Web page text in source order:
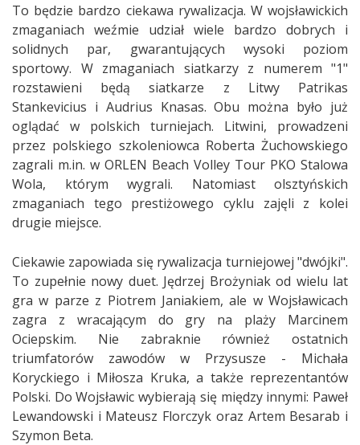
To będzie bardzo ciekawa rywalizacja. W wojsławickich
zmaganiach weźmie udział wiele bardzo dobrych i
solidnych par, gwarantujących wysoki poziom
sportowy. W zmaganiach siatkarzy z numerem "1"
rozstawieni będą siatkarze z Litwy Patrikas
Stankevicius i Audrius Knasas. Obu można było już
oglądać w polskich turniejach. Litwini, prowadzeni
przez polskiego szkoleniowca Roberta Żuchowskiego
zagrali m.in. w ORLEN Beach Volley Tour PKO Stalowa
Wola, którym wygrali. Natomiast olsztyńskich
zmaganiach tego prestiżowego cyklu zajęli z kolei
drugie miejsce.
Ciekawie zapowiada się rywalizacja turniejowej "dwójki".
To zupełnie nowy duet. Jędrzej Brożyniak od wielu lat
gra w parze z Piotrem Janiakiem, ale w Wojsławicach
zagra z wracającym do gry na plaży Marcinem
Ociepskim. Nie zabraknie również ostatnich
triumfatorów zawodów w Przysusze - Michała
Koryckiego i Miłosza Kruka, a także reprezentantów
Polski. Do Wojsławic wybierają się między innymi: Paweł
Lewandowski i Mateusz Florczyk oraz Artem Besarab i
Szymon Beta.